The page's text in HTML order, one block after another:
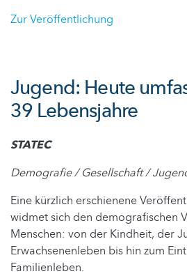
Zur Veröffentlichung
Jugend: Heute
39 Lebensjahre
STATEC
Demografie / Gesellschaft /
Eine kürzlich erschienene
widmet sich den demografischen
Menschen: von der Kindheit, der
Erwachsenenleben bis hin zum
Familienleben.